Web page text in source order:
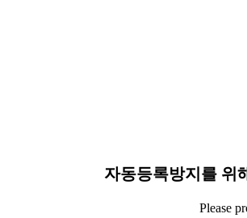
자동등록방지를 위
Please